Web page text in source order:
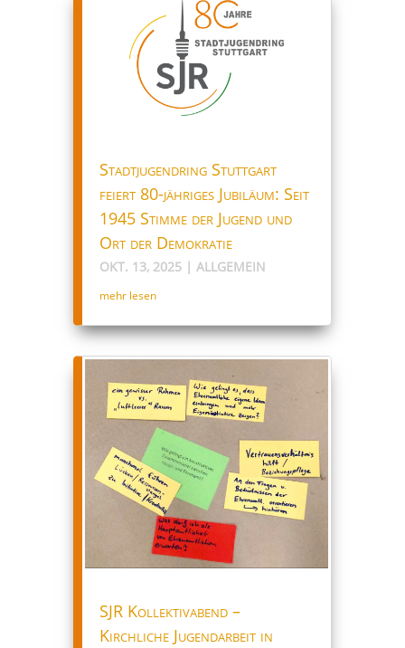
Stadtjugendring Stuttgart
feiert 80-jähriges Jubiläum: Seit
1945 Stimme der Jugend und
Ort der Demokratie
OKT. 13, 2025| ALLGEMEIN
mehr lesen
SJR Kollektivabend –
Kirchliche Jugendarbeit in